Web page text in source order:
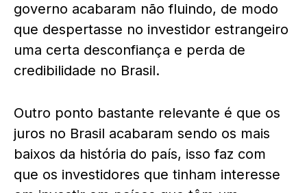
governo acabaram não fluindo, de modo
que despertasse no investidor estrangeiro
uma certa desconfiança e perda de
credibilidade no Brasil.
Outro ponto bastante relevante é que os
juros no Brasil acabaram sendo os mais
baixos da história do país, isso faz com
que os investidores que tinham interesse